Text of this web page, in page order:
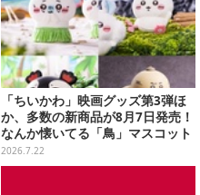
「ちいかわ」映画グッズ第3弾ほ
か、多数の新商品が8月7日発売！
なんか懐いてる「鳥」マスコット
や場面写アイテムなど必見のライ
ンナップ
2026.7.22